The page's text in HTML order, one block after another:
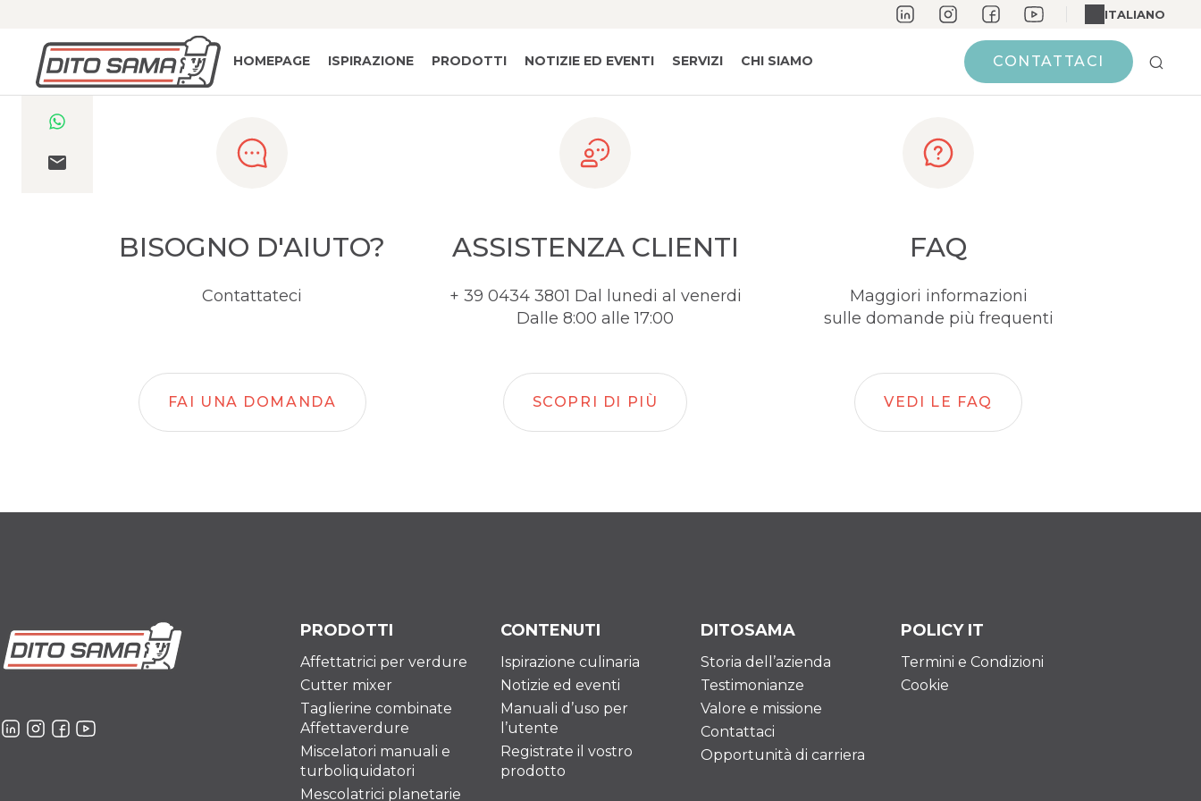
ITALIANO
HOMEPAGE ISPIRAZIONE PRODOTTI NOTIZIE ED EVENTI SERVIZI CHI SIAMO CONTATTACI
BISOGNO D'AIUTO?
Contattateci
FAI UNA DOMANDA
ASSISTENZA CLIENTI
+ 39 0434 3801 Dal lunedi al venerdi
Dalle 8:00 alle 17:00
SCOPRI DI PIÙ
FAQ
Maggiori informazioni
sulle domande più frequenti
VEDI LE FAQ
PRODOTTI
Affettatrici per verdure
Cutter mixer
Taglierine combinate
Affettaverdure
Miscelatori manuali e
turboliquidatori
Mescolatrici planetarie
CONTENUTI
Ispirazione culinaria
Notizie ed eventi
Manuali d’uso per
l’utente
Registrate il vostro
prodotto
DITOSAMA
Storia dell’azienda
Testimonianze
Valore e missione
Contattaci
Opportunità di carriera
POLICY IT
Termini e Condizioni
Cookie